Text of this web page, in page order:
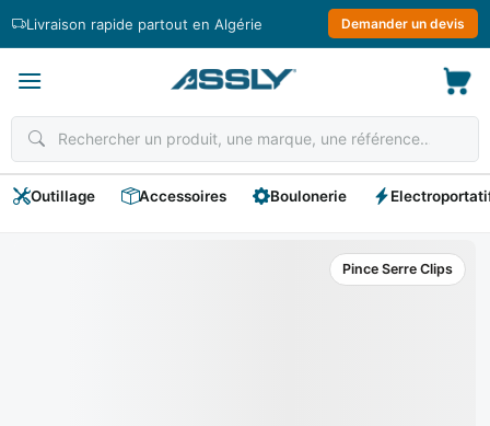
Livraison rapide partout en Algérie Demander un devis
Outillage Accessoires Boulonerie
Pince Serre Clips